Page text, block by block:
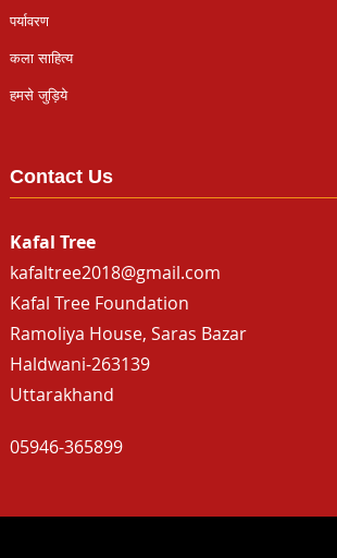
पर्यावरण
कला साहित्य
हमसे जुड़िये
Contact Us
Kafal Tree
kafaltree2018@gmail.com
Kafal Tree Foundation
Ramoliya House, Saras Bazar
Haldwani-263139
Uttarakhand
05946-365899